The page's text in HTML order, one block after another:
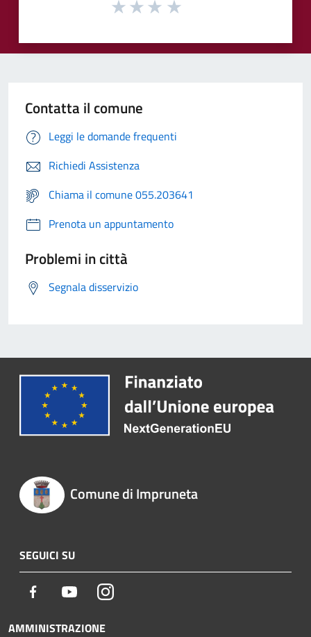
Contatta il comune
Leggi le domande frequenti
Richiedi Assistenza
Chiama il comune 055.203641
Prenota un appuntamento
Problemi in città
Segnala disservizio
Comune di Impruneta
SEGUICI SU
Facebook YoutubeInstagram
AMMINISTRAZIONE